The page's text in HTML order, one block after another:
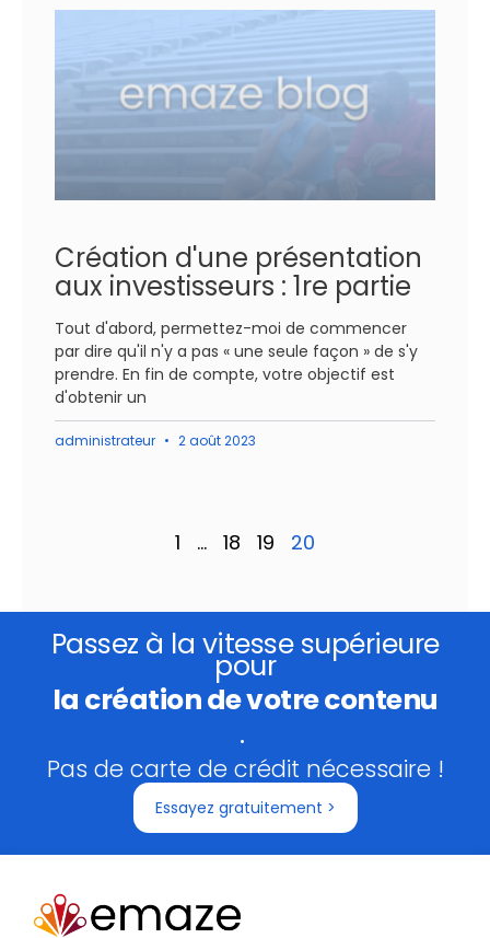
Création d'une présentation
aux investisseurs : 1re partie
Tout d'abord, permettez-moi de commencer
par dire qu'il n'y a pas « une seule façon » de s'y
prendre. En fin de compte, votre objectif est
d'obtenir un
administrateur 2 août 2023
1 … 18 19 20
Passez à la vitesse supérieure
pour
la création de votre contenu
.
Pas de carte de crédit nécessaire !
Essayez gratuitement >